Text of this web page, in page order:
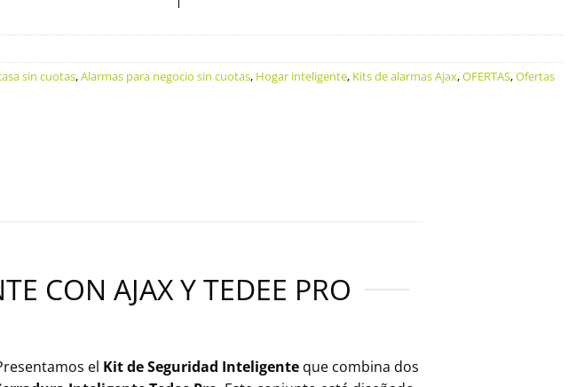
sin cuotas,Alarmas para negocio sin cuotas, Hogar inteligente, Kits de alarmas Ajax,OFERTAS,Ofertas
CON AJAX Y TEDEE PRO
el Kit de Seguridad Inteligente que combina dos